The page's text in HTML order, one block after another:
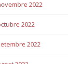
2022
2022
2022